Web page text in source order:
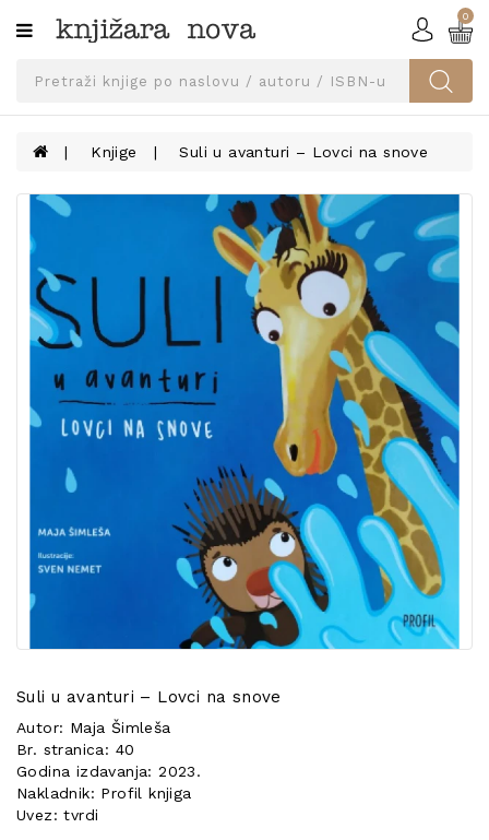
Kategorije
SVEUČILIŠNA
UDŽBENICI
KNJIGE
OPREMA
NARUČI
UDŽBENIKE!
BLOG
KONTAKT
PONUDA
0
Knjige Suli u avanturi – Lovci na snove
Suli u avanturi – Lovci na snove
Autor: Maja Šimleša
Br. stranica: 40
Godina izdavanja: 2023.
Nakladnik: Profil knjiga
Uvez: tvrdi